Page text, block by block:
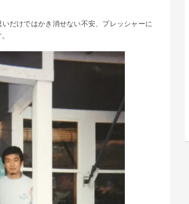
だけではかき消せない不安、プレッシャーに